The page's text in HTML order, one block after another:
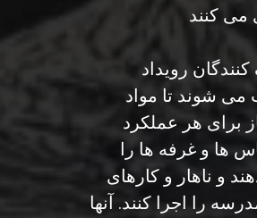
می کنند
رویداد
می شوند تا مواد
برای هر عملکرد
ها و غرفه ها را
و ناهار و کارهای
را اجرا کنند. آنها